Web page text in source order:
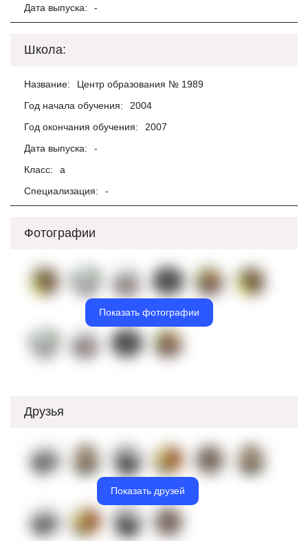
Дата выпуска:
-
Школа:
Название:
Центр образования № 1989
Год начала обучения:
2004
Год окончания обучения:
2007
Дата выпуска:
-
Класс:
а
Специализация:
-
Фотографии
Показать фотографии
Друзья
Показать друзей